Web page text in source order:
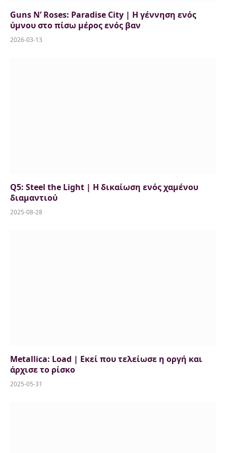
Guns N’ Roses: Paradise City | Η γέννηση ενός
ύμνου στο πίσω μέρος ενός βαν
2026-03-13
Q5: Steel the Light | H δικαίωση ενός χαμένου
διαμαντιού
2025-08-28
Metallica: Load | Εκεί που τελείωσε η οργή και
άρχισε το ρίσκο
2025-05-31